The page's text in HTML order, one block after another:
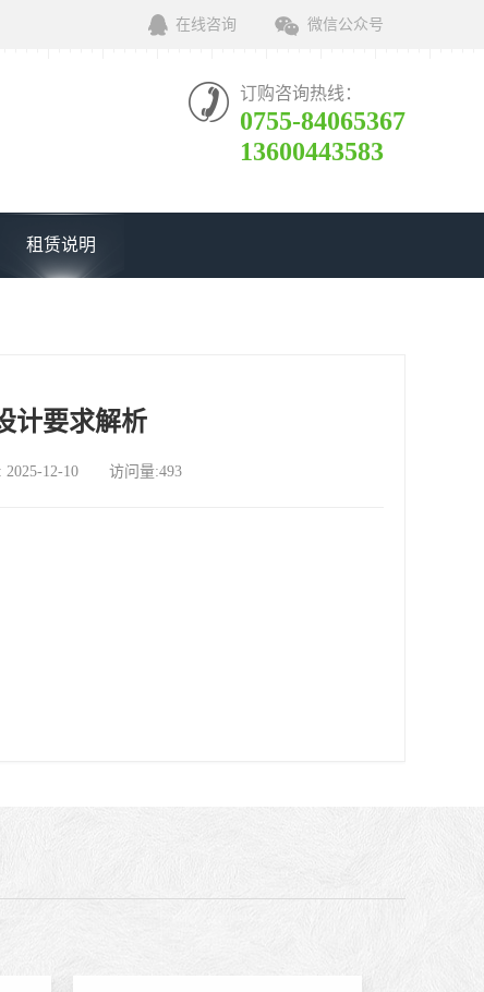
在线咨询 微信公众号
订购咨询热线：
0755-84065367
13600443583
租赁说明
计要求解析
2025-12-10 访问量:493